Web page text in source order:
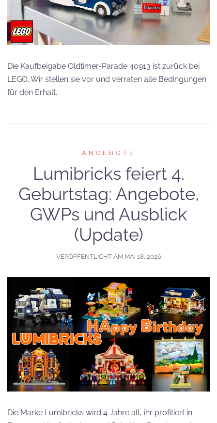
Die Kaufbeigabe Oldtimer-Parade 40913 ist zurück bei
LEGO. Wir stellen sie vor und verraten alle Bedingungen
für den Erhalt.
ANGEBOTE
Lumibricks feiert 4.
Geburtstag: Angebote,
GWPs und Ausblick
(Update)
VERÖFFENTLICHT AM MAI 18, 2026
Die Marke Lumibricks wird 4 Jahre alt, ihr profitiert in